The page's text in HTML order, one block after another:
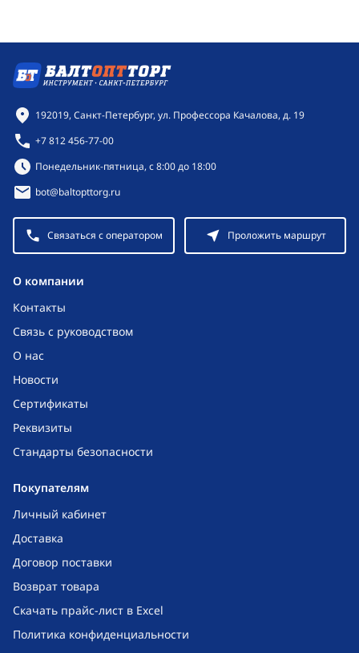
O компании
Контакты
Связь с руководством
О нас
Новости
Сертификаты
Реквизиты
Стандарты безопасности
Покупателям
Личный кабинет
Доставка
Договор поставки
Возврат товара
Скачать прайс-лист в Excel
Политика конфиденциальности
Контактная информация
192019, Санкт-Петербург, ул. Профессора Качалова, д. 19
+7 812 456-77-00
Режим работы:
Понедельник-пятница, с 8:00 до 18:00
bot@baltopttorg.ru
Связаться с оператором Проложить маршрут